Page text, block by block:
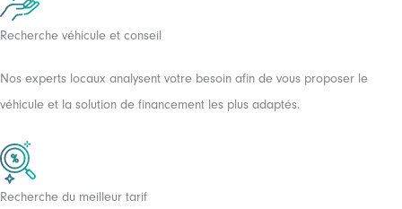
Recherche véhicule et conseil
Nos experts locaux analysent votre besoin afin de vous proposer le
véhicule et la solution de financement les plus adaptés.
Recherche du meilleur tarif